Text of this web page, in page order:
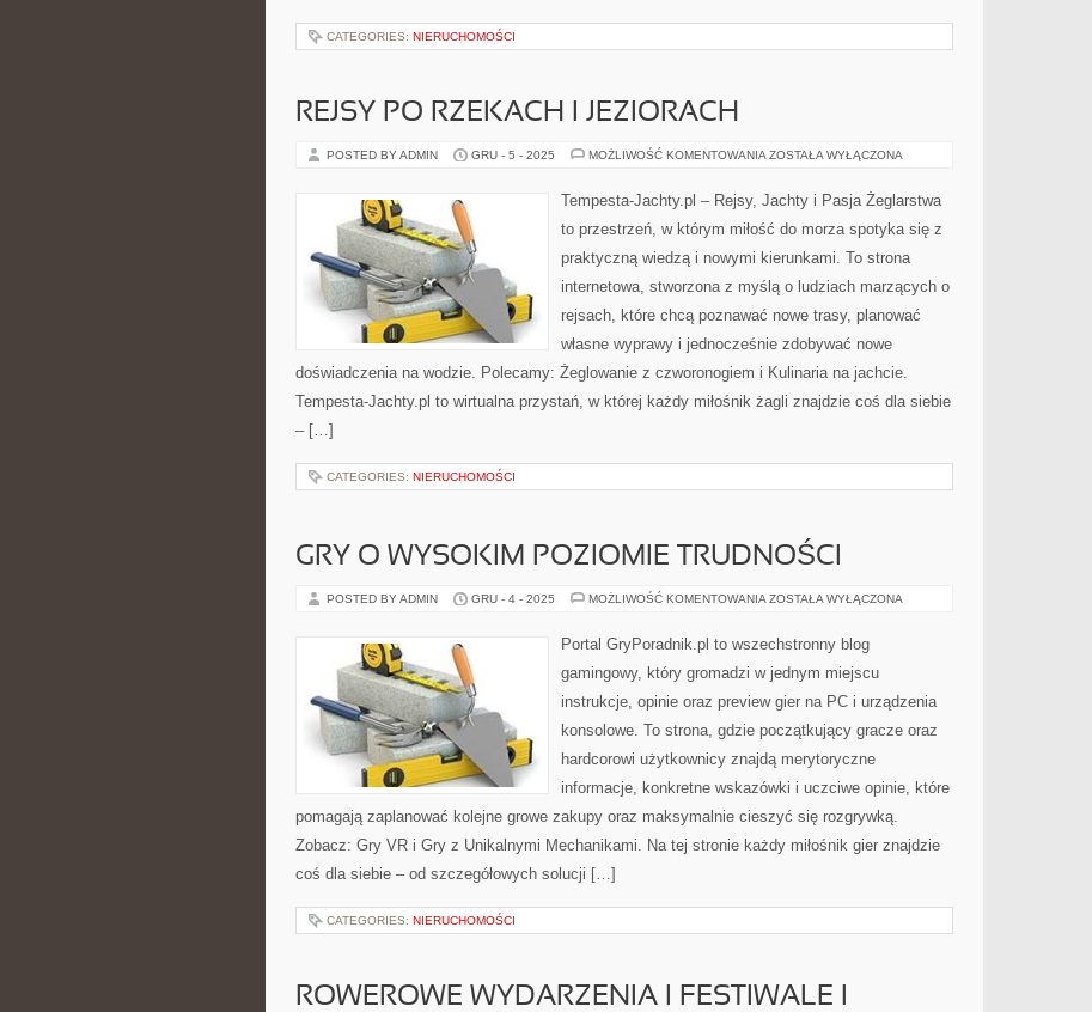
CATEGORIES: NIERUCHOMOŚCI
REJSY PO RZEKACH I JEZIORACH
POSTED BY ADMIN GRU - 5 - 2025 MOŻLIWOŚĆ KOMENTOWANIA REJSY
I
JEZIORACH
ZOSTAŁA WYŁĄCZONA
Tempesta-Jachty.pl – Rejsy, Jachty i Pasja Żeglarstwa
to przestrzeń, w którym miłość do morza spotyka się z
praktyczną wiedzą i nowymi kierunkami. To strona
internetowa, stworzona z myślą o ludziach marzących o
rejsach, które chcą poznawać nowe trasy, planować
własne wyprawy i jednocześnie zdobywać nowe
doświadczenia na wodzie. Polecamy: Żeglowanie z czworonogiem i Kulinaria na jachcie.
Tempesta-Jachty.pl to wirtualna przystań, w której każdy miłośnik żagli znajdzie coś dla siebie
– […]
CATEGORIES: NIERUCHOMOŚCI
GRY O WYSOKIM POZIOMIE TRUDNOŚCI
POSTED BY ADMIN GRU - 4 - 2025 MOŻLIWOŚĆ KOMENTOWANIA GRY
POZIOMIE
TRUDNOŚCI
ZOSTAŁA WYŁĄCZONA
Portal GryPoradnik.pl to wszechstronny blog
gamingowy, który gromadzi w jednym miejscu
instrukcje, opinie oraz preview gier na PC i urządzenia
konsolowe. To strona, gdzie początkujący gracze oraz
hardcorowi użytkownicy znajdą merytoryczne
informacje, konkretne wskazówki i uczciwe opinie, które
pomagają zaplanować kolejne growe zakupy oraz maksymalnie cieszyć się rozgrywką.
Zobacz: Gry VR i Gry z Unikalnymi Mechanikami. Na tej stronie każdy miłośnik gier znajdzie
coś dla siebie – od szczegółowych solucji […]
CATEGORIES: NIERUCHOMOŚCI
ROWEROWE WYDARZENIA I FESTIWALE I